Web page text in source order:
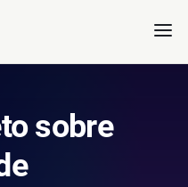
sobre